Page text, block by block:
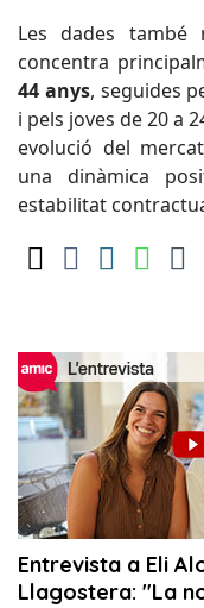
Les dades també
concentra
44 anys, seguides
i pels joves de 20 a
evolució del
una dinàmica
estabilitat